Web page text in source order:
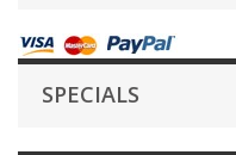
SPECIALS